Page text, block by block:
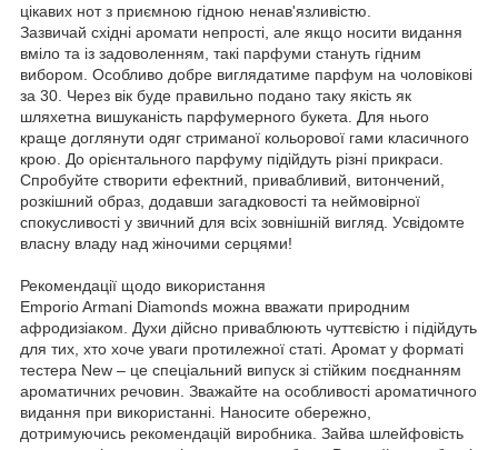
цікавих нот з приємною гідною ненав'язливістю.
Зазвичай східні аромати непрості, але якщо носити видання
вміло та із задоволенням, такі парфуми стануть гідним
вибором. Особливо добре виглядатиме парфум на чоловікові
за 30. Через вік буде правильно подано таку якість як
шляхетна вишуканість парфумерного букета. Для нього
краще доглянути одяг стриманої кольорової гами класичного
крою. До орієнтального парфуму підійдуть різні прикраси.
Спробуйте створити ефектний, привабливий, витончений,
розкішний образ, додавши загадковості та неймовірної
спокусливості у звичний для всіх зовнішній вигляд. Усвідомте
власну владу над жіночими серцями!
Рекомендації щодо використання
Emporio Armani Diamonds можна вважати природним
афродизіаком. Духи дійсно приваблюють чуттєвістю і підійдуть
для тих, хто хоче уваги протилежної статі. Аромат у форматі
тестера New – це спеціальний випуск зі стійким поєднанням
ароматичних речовин. Зважайте на особливості ароматичного
видання при використанні. Наносите обережно,
дотримуючись рекомендацій виробника. Зайва шлейфовість